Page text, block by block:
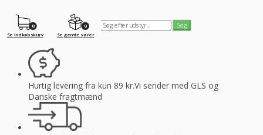
0
Se gemte varer
0
Se indkøbskurv
Hurtig levering fra kun 89 kr.Vi sender med GLS og
Danske fragtmænd